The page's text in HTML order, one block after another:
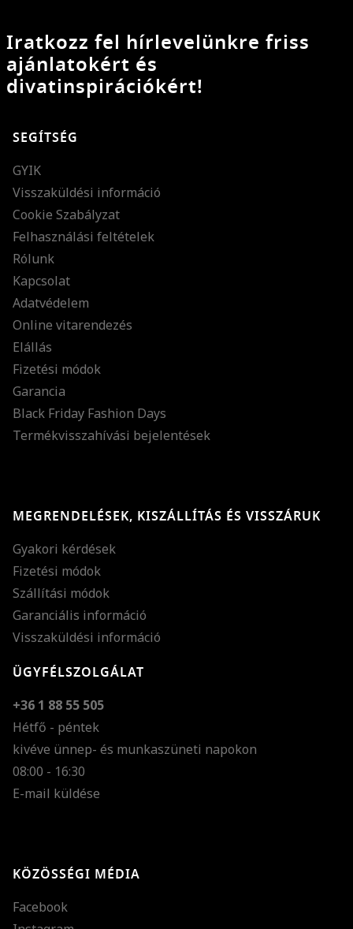
Iratkozz fel hírlevelünkre friss
ajánlatokért és
divatinspirációkért!
SEGÍTSÉG
GYIK
Visszaküldési információ
Cookie Szabályzat
Felhasználási feltételek
Rólunk
Kapcsolat
Adatvédelem
Online vitarendezés
Elállás
Fizetési módok
Garancia
Black Friday Fashion Days
Termékvisszahívási bejelentések
MEGRENDELÉSEK, KISZÁLLÍTÁS ÉS VISSZÁRUK
Gyakori kérdések
Fizetési módok
Szállítási módok
Garanciális információ
Visszaküldési információ
ÜGYFÉLSZOLGÁLAT
+36 1 88 55 505
Hétfő - péntek
kivéve ünnep- és munkaszüneti napokon
08:00 - 16:30
E-mail küldése
KÖZÖSSÉGI MÉDIA
Facebook